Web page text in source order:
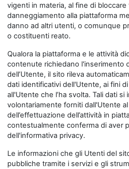
vigenti in materia, al fine di
danneggiamento alla piattaforma
danno ad altri utenti, o comunque
o costituenti reato.
Qualora la piattaforma e le attività
contenute richiedano l'inserimento
dell’Utente, il sito rileva
dati identificativi dell'Utente, ai fini di
all'Utente che l’ha svolta. Tali dati si
volontariamente forniti dall'Utente
dell’effettuazione dell’attività in
contestualmente conferma di aver
dell'informativa privacy.
Le informazioni che gli Utenti del
pubbliche tramite i servizi e gli